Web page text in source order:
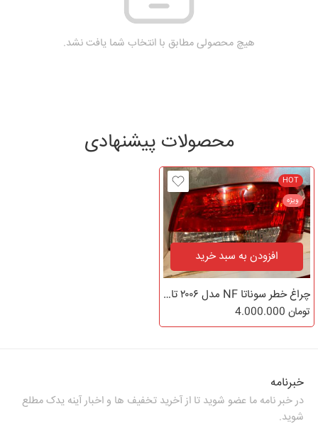
هیچ محصولی مطابق با انتخاب شما یافت نشد.
محصولات پیشنهادی
HOT
ویژه
افزودن به سبد خرید
چراغ خطر سوناتا NF مدل ۲۰۰۶ تا ۲۰۱۰
تومان
خبرنامه
در خبر نامه ما عضو شوید تا از آخرید تخفیف ها و اخبار آینه یدک مطلع
شوید.